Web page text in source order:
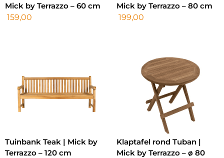
Mick by Terrazzo – 60 cm
159,00
Mick by Terrazzo – 80 cm
199,00
Tuinbank Teak | Mick by
Terrazzo – 120 cm
Klaptafel rond Tuban |
Mick by Terrazzo – ø 80